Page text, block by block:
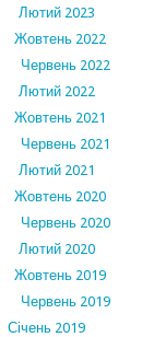
Лютий 2023
Жовтень 2022
Червень 2022
Лютий 2022
Жовтень 2021
Червень 2021
Лютий 2021
Жовтень 2020
Червень 2020
Лютий 2020
Жовтень 2019
Червень 2019
Січень 2019